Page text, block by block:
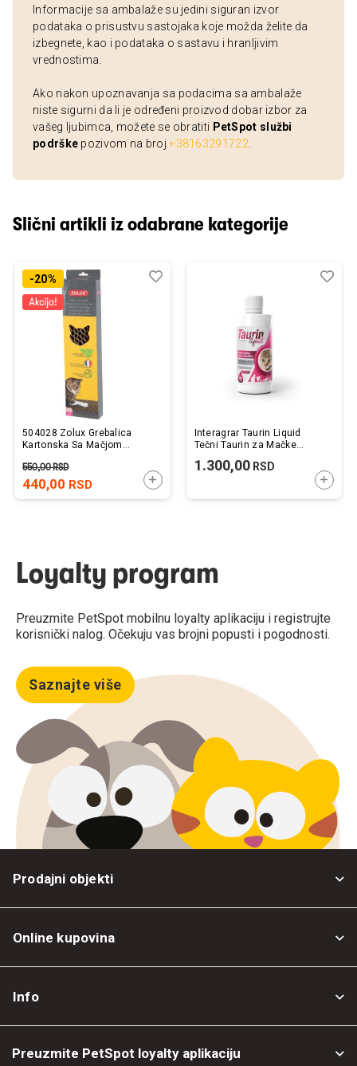
Informacije sa ambalaže su jedini siguran izvor
podataka o prisustvu sastojaka koje možda želite da
izbegnete, kao i podataka o sastavu i hranljivim
vrednostima.
Ako nakon upoznavanja sa podacima sa ambalaže
niste sigurni da li je određeni proizvod dobar izbor za
vašeg ljubimca, možete se obratiti PetSpot službi
podrške pozivom na broj+38163291722
Slični artikli iz odabrane kategorije
-20%
504028 Zolux Grebalica
Kartonska Sa Mačjom
440,00 RSD
550,00RSD
DODAJTE U KORPU
Dodaj
Uporedi
Interagrar Taurin Liquid
Tečni Taurin za Mačke
1.300,00RSD
Loyalty program
Preuzmite PetSpot mobilnu loyalty aplikaciju i registrujte
korisnički nalog. Očekuju vas brojni popusti i pogodnosti.
Saznajte više
Prodajni objekti
Online kupovina
Info
Preuzmite PetSpot loyalty aplikaciju